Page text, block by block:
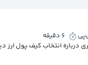
6 دقیقه
درباره انتخاب کیف پول ارز